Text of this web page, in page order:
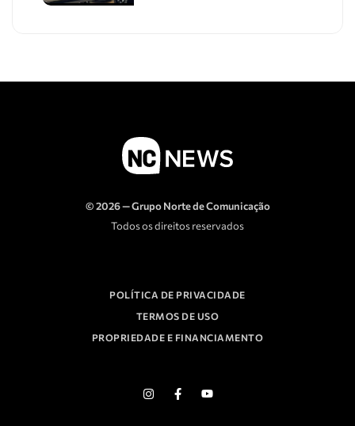
© 2026 — Grupo Norte de Comunicação
Todos os direitos reservados
POLÍTICA DE PRIVACIDADE
TERMOS DE USO
PROPRIEDADE E FINANCIAMENTO